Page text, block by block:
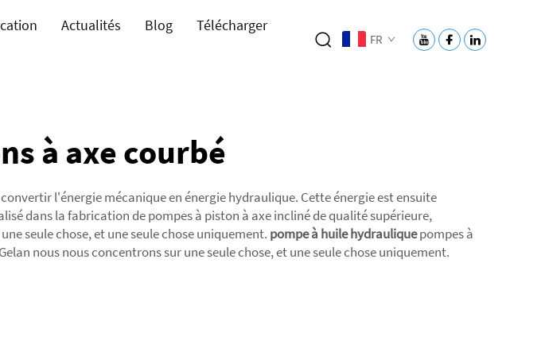
Actualités Blog
Télécharger
FR
à axe courbé
l'énergie mécanique en énergie hydraulique. Cette énergie est ensuite
dans la fabrication de pompes à piston à axe incliné de qualité supérieure,
seule chose, et une seule chose uniquement. pompe à huile hydrauliquepompes à
nous nous concentrons sur une seule chose, et une seule chose uniquement.